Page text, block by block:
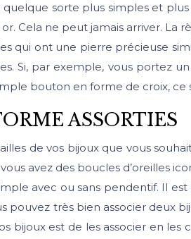
sorte plus simples et
Cela ne peut jamais arriver.
qui ont une pierre précieuse
Si, par exemple, vous portez
bouton en forme de croix, ce
ASSORTIES
de vos bijoux que vous
avez des boucles d’oreilles
avec ou sans pendentif. Il
pouvez très bien associer deux
bijoux est de les associer en